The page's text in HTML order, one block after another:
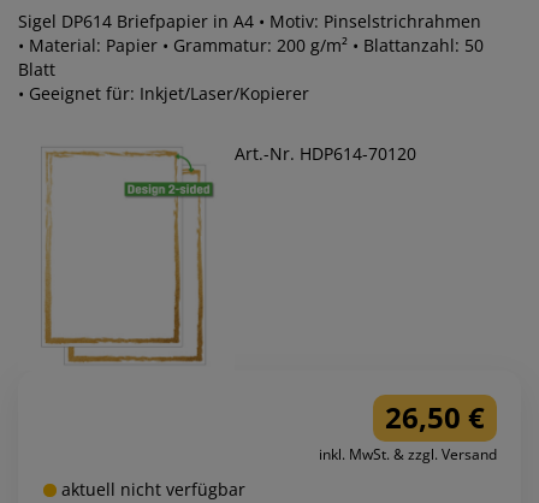
Sigel DP614 Briefpapier in A4 • Motiv: Pinselstrichrahmen
• Material: Papier • Grammatur: 200 g/m² • Blattanzahl: 50
Blatt
• Geeignet für: Inkjet/Laser/Kopierer
Art.-Nr. HDP614-70120
26,50 €
inkl. MwSt. & zzgl. Versand
aktuell nicht verfügbar